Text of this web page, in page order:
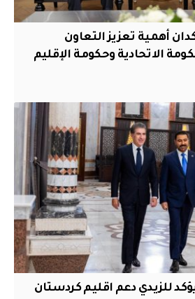
أهمية تعزيز التعاون
الاتحادية وحكومة الإقليم
للزيدي دعم اقليم ‏كردستان